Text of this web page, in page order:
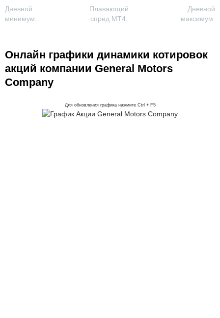
Дневной
минимум:
Плавающий
спред MT4:
Дневной
максимум:
Онлайн графики динамики котировок
акций компании General Motors
Company
Для обновления графика нажмите Ctrl + F5